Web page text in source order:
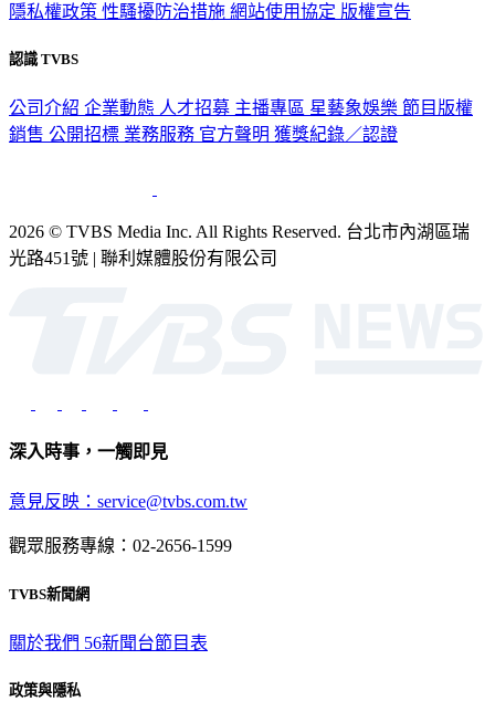
隱私權政策 性騷擾防治措施 網站使用協定 版權宣告
認識 TVBS
公司介紹 企業動態 人才招募 主播專區 星藝象娛樂 節目版權
銷售 公開招標 業務服務 官方聲明 獲獎紀錄／認證
2026 © TVBS Media Inc. All Rights Reserved. 台北市內湖區瑞
光路451號 | 聯利媒體股份有限公司
深入時事，一觸即見
意見反映：service@tvbs.com.tw
觀眾服務專線：02-2656-1599
TVBS新聞網
關於我們 56新聞台節目表
政策與隱私